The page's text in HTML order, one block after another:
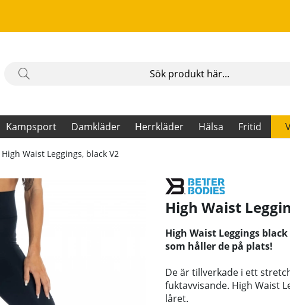
Kampsport Damkläder Herrkläder Hälsa Fritid
High Waist Leggings, black V2
High Waist
High Waist Leggings
som håller de på plats!
De är tillverkade i ett
fuktavvisande. High Waist
låret.